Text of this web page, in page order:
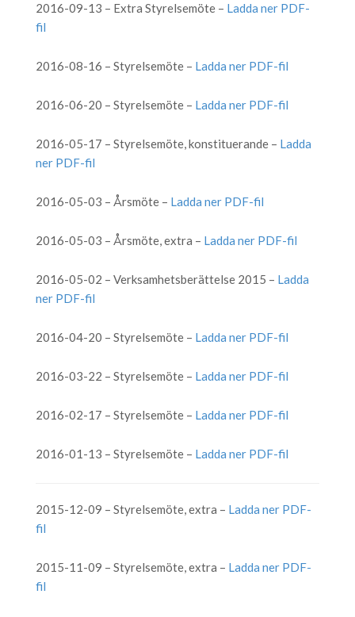
2016-09-13 – Extra Styrelsemöte – Ladda ner PDF-
fil
2016-08-16 – Styrelsemöte – Ladda ner PDF-fil
2016-06-20 – Styrelsemöte – Ladda ner PDF-fil
2016-05-17 – Styrelsemöte, konstituerande – Ladda
ner PDF-fil
2016-05-03 – Årsmöte – Ladda ner PDF-fil
2016-05-03 – Årsmöte, extra – Ladda ner PDF-fil
2016-05-02 – Verksamhetsberättelse 2015 – Ladda
ner PDF-fil
2016-04-20 – Styrelsemöte – Ladda ner PDF-fil
2016-03-22 – Styrelsemöte – Ladda ner PDF-fil
2016-02-17 – Styrelsemöte – Ladda ner PDF-fil
2016-01-13 – Styrelsemöte – Ladda ner PDF-fil
2015-12-09 – Styrelsemöte, extra – Ladda ner PDF-
fil
2015-11-09 – Styrelsemöte, extra – Ladda ner PDF-
fil